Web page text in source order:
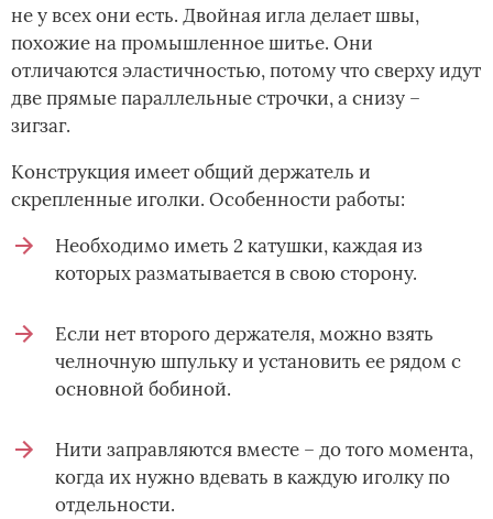
не у всех они есть. Двойная игла делает швы,
похожие на промышленное шитье. Они
отличаются эластичностью, потому что сверху идут
две прямые параллельные строчки, а снизу –
зигзаг.
Конструкция имеет общий держатель и
скрепленные иголки. Особенности работы:
Необходимо иметь 2 катушки, каждая из
которых разматывается в свою сторону.
Если нет второго держателя, можно взять
челночную шпульку и установить ее рядом с
основной бобиной.
Нити заправляются вместе – до того момента,
когда их нужно вдевать в каждую иголку по
отдельности.